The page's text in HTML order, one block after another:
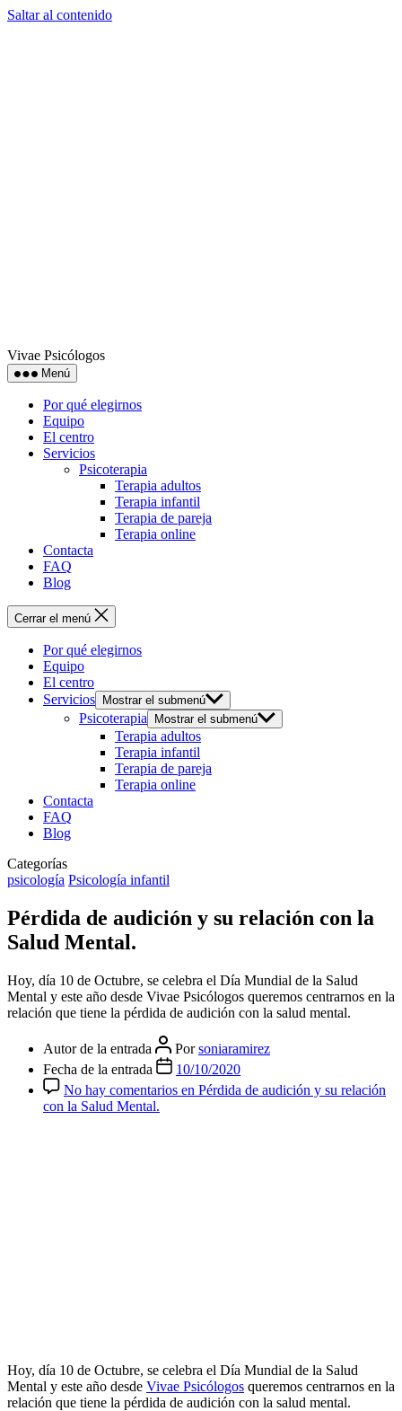
Saltar al contenido
Vivae Psicólogos
Menú
Por qué elegirnos
Equipo
El centro
Servicios
Psicoterapia
Terapia adultos
Terapia infantil
Terapia de pareja
Terapia online
Contacta
FAQ
Blog
Cerrar el menú
Por qué elegirnos
Equipo
El centro
Servicios
Mostrar el submenú
Psicoterapia Mostrar el submenú
Terapia adultos
Terapia infantil
Terapia de pareja
Terapia online
Contacta
FAQ
Blog
Categorías
psicología Psicología infantil
Pérdida de audición y su relación con la
Salud Mental.
Hoy, día 10 de Octubre, se celebra el Día Mundial de la Salud
Mental y este año desde Vivae Psicólogos queremos centrarnos en la
relación que tiene la pérdida de audición con la salud mental.
Autor de la entrada Porsoniaramirez
Fecha de la entrada
10/10/2020
No hay comentarios en Pérdida de audición y su relación
con la Salud Mental.
Hoy, día 10 de Octubre, se celebra el Día Mundial de la Salud
Mental y este año desde Vivae Psicólogos queremos centrarnos en la
relación que tiene la pérdida de audición con la salud mental.